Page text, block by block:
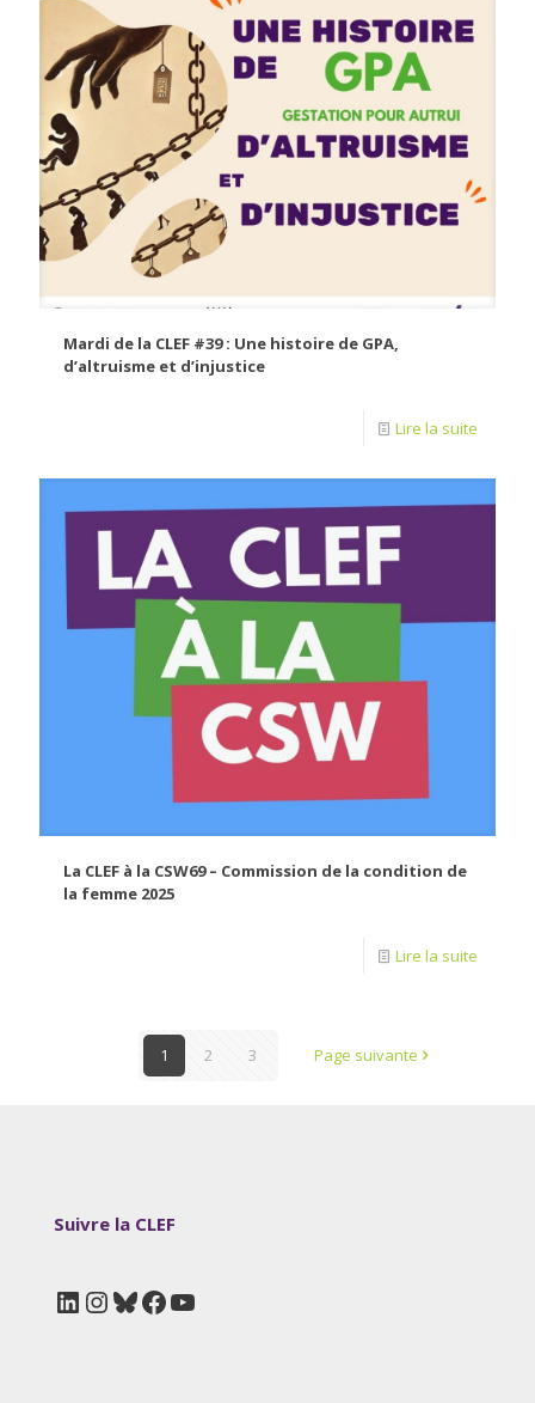
Mardi de la CLEF #39 : Une histoire de GPA,
d’altruisme et d’injustice
Lire la suite
La CLEF à la CSW69 – Commission de la condition de
la femme 2025
Lire la suite
1 2 3 Page suivante
Suivre la CLEF
LinkedIn
Instagram
Bluesky
Facebook
YouTube